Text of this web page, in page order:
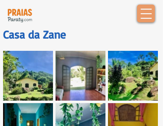
Casa da Zane